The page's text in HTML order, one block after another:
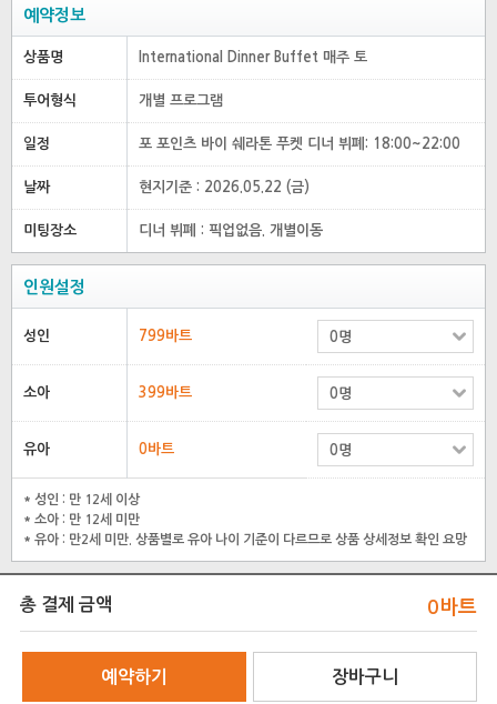
예약정보
상품명 International Dinner Buffet 매주 토
투어형식 개별 프로그램
일정 포 포인츠 바이 쉐라톤 푸켓 디너 뷔폐: 18:00~22:00
날짜 현지기준 : 2026.05.22 (금)
미팅장소 디너 뷔폐 : 픽업없음. 개별이동
인원설정
성인 799바트
소아 399바트
유아 0바트
* 성인 : 만 12세 이상
* 소아 : 만 12세 미만
* 유아 : 만2세 미만. 상품별로 유아 나이 기준이 다르므로 상품 상세정보 확인 요망
총 결제 금액 0바트
예약하기 장바구니